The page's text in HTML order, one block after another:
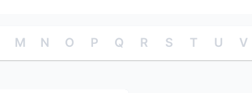
M N O P Q R S T U V